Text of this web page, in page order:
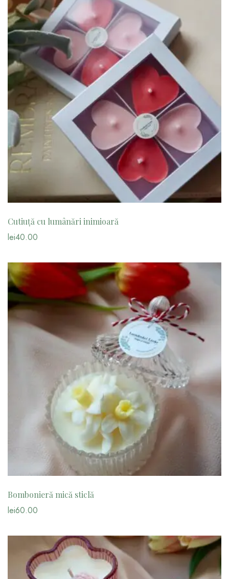
Cutiuță cu lumânări inimioară
lei40.00
Bombonieră mică sticlă
lei60.00